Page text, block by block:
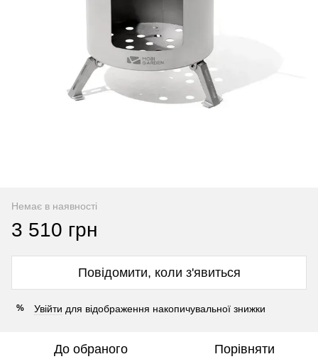
Немає в наявності
3 510 грн
Повідомити, коли з'явиться
% Увійти для відображення накопичувальної знижки
До обраного Порівняти